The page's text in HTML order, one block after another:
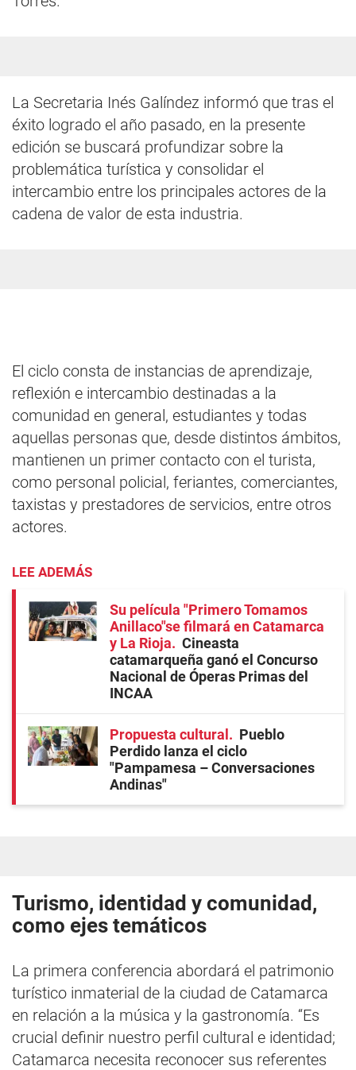
La Secretaria Inés Galíndez informó que tras el
éxito logrado el año pasado, en la presente
edición se buscará profundizar sobre la
problemática turística y consolidar el
intercambio entre los principales actores de la
cadena de valor de esta industria.
El ciclo consta de instancias de aprendizaje,
reflexión e intercambio destinadas a la
comunidad en general, estudiantes y todas
aquellas personas que, desde distintos ámbitos,
mantienen un primer contacto con el turista,
como personal policial, feriantes, comerciantes,
taxistas y prestadores de servicios, entre otros
actores.
LEE ADEMÁS
Su película "Primero Tomamos
Anillaco"se filmará en Catamarca
y La Rioja
Cineasta
catamarqueña ganó el Concurso
Nacional de Óperas Primas del
INCAA
Propuesta cultural
Pueblo
Perdido lanza el ciclo
"Pampamesa – Conversaciones
Andinas"
Turismo, identidad y comunidad,
como ejes temáticos
La primera conferencia abordará el patrimonio
turístico inmaterial de la ciudad de Catamarca
en relación a la música y la gastronomía. “Es
crucial definir nuestro perfil cultural e identidad;
Catamarca necesita reconocer sus referentes